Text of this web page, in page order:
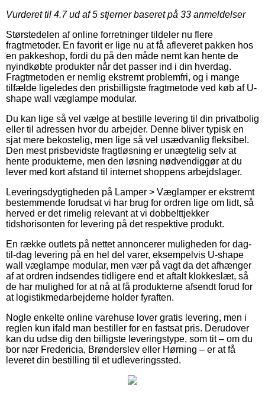
Vurderet til 4.7ud af 5 stjerner baseret på 33 anmeldelser
Størstedelen af online forretninger tildeler nu flere
fragtmetoder. En favorit er lige nu at få afleveret pakken hos
en pakkeshop, fordi du på den måde nemt kan hente de
nyindkøbte produkter når det passer ind i din hverdag.
Fragtmetoden er nemlig ekstremt problemfri, og i mange
tilfælde ligeledes den prisbilligste fragtmetode ved køb af U-
shape wall væglampe modular.
Du kan lige så vel vælge at bestille levering til din privatbolig
eller til adressen hvor du arbejder. Denne bliver typisk en
sjat mere bekostelig, men lige så vel usædvanlig fleksibel.
Den mest prisbevidste fragtløsning er unægtelig selv at
hente produkterne, men den løsning nødvendiggør at du
lever med kort afstand til internet shoppens arbejdslager.
Leveringsdygtigheden på Lamper > Væglamper er ekstremt
bestemmende forudsat vi har brug for ordren lige om lidt, så
herved er det rimelig relevant at vi dobbelttjekker
tidshorisonten for levering på det respektive produkt.
En række outlets på nettet annoncerer muligheden for dag-
til-dag levering på en hel del varer, eksempelvis U-shape
wall væglampe modular, men vær på vagt da det afhænger
af at ordren indsendes tidligere end et aftalt klokkeslæt, så
de har mulighed for at nå at få produkterne afsendt forud for
at logistikmedarbejderne holder fyraften.
Nogle enkelte online varehuse lover gratis levering, men i
reglen kun ifald man bestiller for en fastsat pris. Derudover
kan du udse dig den billigste leveringstype, som tit – om du
bor nær Fredericia, Brønderslev eller Hørning – er at få
leveret din bestilling til et udleveringssted.